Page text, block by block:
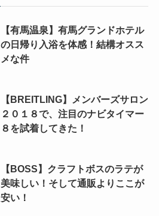
【有馬温泉】有馬グランドホテル
の日帰り入浴を体感！結構オスス
メな件
【BREITLING】メンバーズサロン
２０１８で、注目のナビタイマー
８を試着してきた！
【BOSS】クラフトボスのラテが
美味しい！そして通販よりここが
安い！